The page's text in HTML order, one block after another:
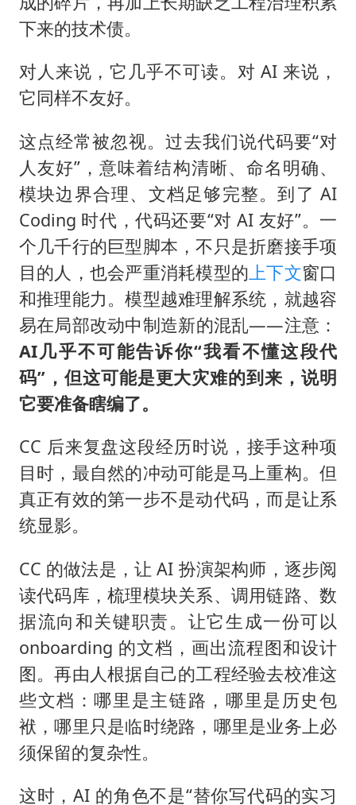
下来的技术债。
对人来说，它几乎不可读。对 AI 来说，
它同样不友好。
这点经常被忽视。过去我们说代码要“对
人友好”，意味着结构清晰、命名明确、
模块边界合理、文档足够完整。到了 AI
Coding 时代，代码还要“对 AI 友好”。一
个几千行的巨型脚本，不只是折磨接手项
目的人，也会严重消耗模型的上下文窗口
和推理能力。模型越难理解系统，就越容
易在局部改动中制造新的混乱——注意：
AI几乎不可能告诉你“我看不懂这段代
码”，但这可能是更大灾难的到来，说明
它要准备瞎编了。
CC 后来复盘这段经历时说，接手这种项
目时，最自然的冲动可能是马上重构。但
真正有效的第一步不是动代码，而是让系
统显影。
CC 的做法是，让 AI 扮演架构师，逐步阅
读代码库，梳理模块关系、调用链路、数
据流向和关键职责。让它生成一份可以
onboarding 的文档，画出流程图和设计
图。再由人根据自己的工程经验去校准这
些文档：哪里是主链路，哪里是历史包
袱，哪里只是临时绕路，哪里是业务上必
须保留的复杂性。
这时，AI 的角色不是“替你写代码的实习